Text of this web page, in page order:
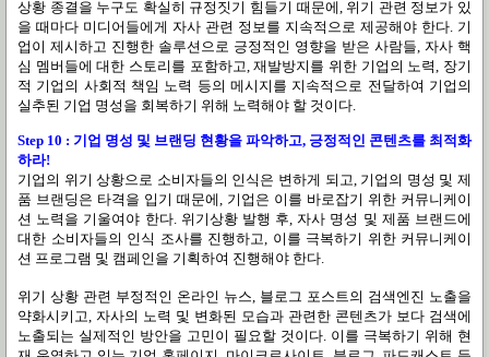
상황 종결을 누구도 확실히 규정짓기 힘들기 때문에, 위기 관련 정보가 있
을 때마다 미디어들에게 자사 관련 정보를 지속적으로 제공해야 한다. 기
업이 제시하고 진행한 솔루션으로 긍정적인 영향을 받은 사람들, 자사 핵
심 멤버들에 대한 스토리를 포함하고, 재발방지를 위한 기업의 노력, 장기
적 기업의 사회적 책임 노력 등의 메시지를 지속적으로 전달하여 기업의
실추된 기업 명성을 회복하기 위해 노력해야 할 것이다.
Step 10 : 기업 명성 및 브랜딩 현황을 파악하고, 긍정적인 콘텐츠를 최적화
하라!
기업의 위기 상황으로 소비자들의 인식은 변하게 되고, 기업의 명성 및 제
품 브랜딩은 타격을 입기 때문에, 기업은 이를 바로잡기 위한 커뮤니케이
션 노력을 기울여야 한다. 위기상황 발행 후, 자사 명성 및 제품 브랜드에
대한 소비자들의 인식 조사를 진행하고, 이를 극복하기 위한 커뮤니케이
션 프로그램 및 캠페인을 기획하여 진행해야 한다.
위기 상황 관련 부정적인 온라인 뉴스, 블로그 포스트의 검색엔진 노출을
약화시키고, 자사의 노력 및 변화된 모습과 관련한 콘텐츠가 보다 검색에
노출되는 실제적인 방안을 고민이 필요할 것이다. 이를 극복하기 위해 현